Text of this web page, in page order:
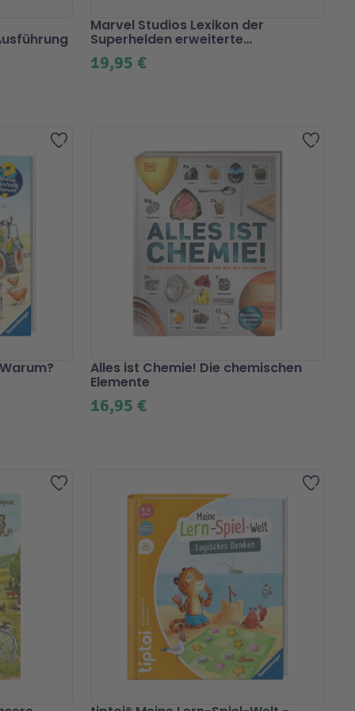
19,95 €
Marvel Studios Lexikon der
Superhelden erweiterte
Jubiläumsausgabe
Zur Wunschliste hinzufügen Zur
16,95 €
Alles ist Chemie! Die chemischen
Elemente
Zur Wunschliste hinzufügen Zur